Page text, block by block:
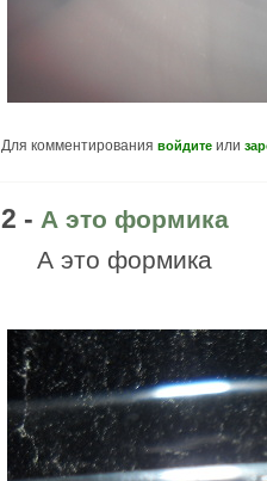
Для комментирования войдите или
2 - А это формика
А это формика